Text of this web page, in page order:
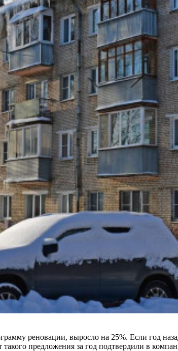
реновации, выросло на 25%. Если год
предложения за год подтвердили в